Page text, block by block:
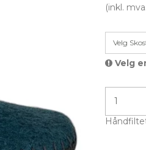
(inkl.
Velg
Velg